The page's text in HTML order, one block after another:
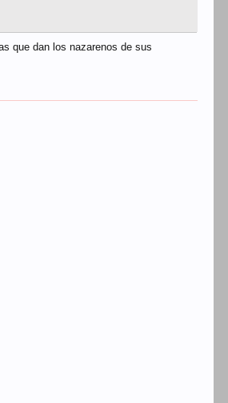
que dan los nazarenos de sus